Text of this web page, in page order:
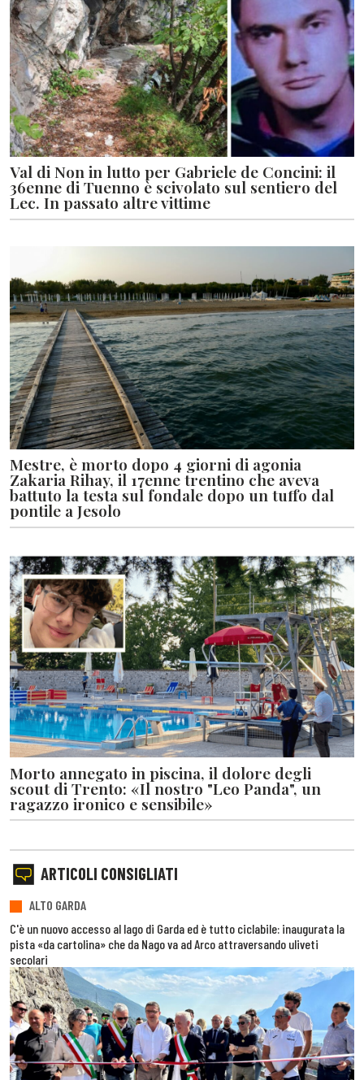
Val di Non in lutto per Gabriele de Concini: il
36enne di Tuenno è scivolato sul sentiero del
Lec. In passato altre vittime
Mestre, è morto dopo 4 giorni di agonia
Zakaria Rihay, il 17enne trentino che aveva
battuto la testa sul fondale dopo un tuffo dal
pontile a Jesolo
Morto annegato in piscina, il dolore degli
scout di Trento: «Il nostro "Leo Panda", un
ragazzo ironico e sensibile»
ARTICOLI CONSIGLIATI
ALTO GARDA
C'è un nuovo accesso al lago di Garda ed è tutto ciclabile: inaugurata la
pista «da cartolina» che da Nago va ad Arco attraversando uliveti
secolari